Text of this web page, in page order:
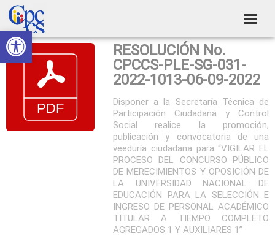
Abrir barra de herramientas
Skip
to
primary
navigation
Skip
to
main
content
Skip
to
primary
sidebar
Skip
to
footer
Consejo
de
Participación
Ciudadana
Construyendo
Poder
RESOLUCIÓN No.
CPCCS-PLE-SG-031-
2022-1013-06-09-2022
Disponer a la Secretaría Técnica de
Participación Ciudadana y Control
Social realice la promoción,
publicación y convocatoria de una
veeduría ciudadana para “VIGILAR EL
PROCESO DEL CONCURSO PÚBLICO
DE MERECIMIENTOS Y OPOSICIÓN DE
LA UNIVERSIDAD NACIONAL DE
EDUCACIÓN PARA LA SELECCIÓN E
INGRESO DE PERSONAL ACADÉMICO
TITULAR A TIEMPO COMPLETO
AGREGADOS 1 Y AUXILIARES 1”